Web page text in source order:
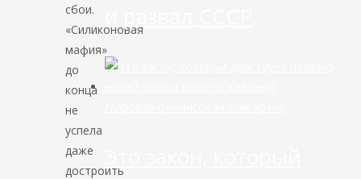
сбои.
«Силиконовая
мафия»
до
конца
не
успела
даже
достроить